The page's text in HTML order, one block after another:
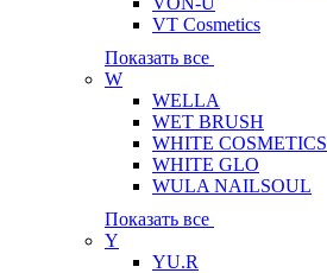
VT Cosmetics
Показать все
W
WELLA
WET BRUSH
WHITE COSMETICS
WHITE GLO
WULA NAILSOUL
Показать все
Y
YU.R